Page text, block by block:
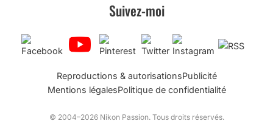
Suivez-moi
Reproductions & autorisationsPublicité
Mentions légalesPolitique de confidentialité
© 2004–2026 Nikon Passion. Tous droits réservés.